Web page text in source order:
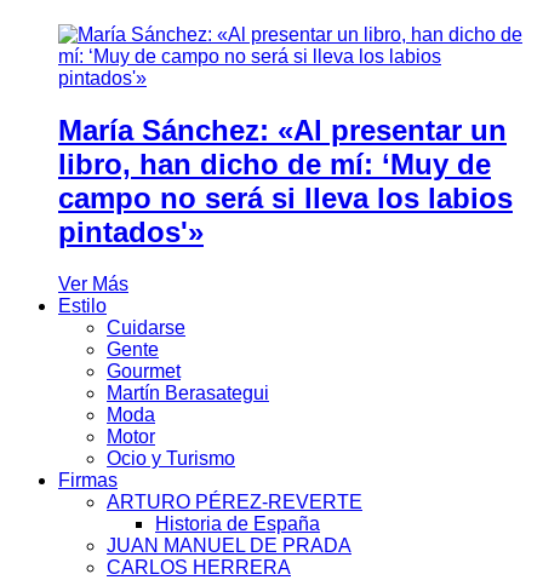
María Sánchez: «Al presentar un
libro, han dicho de mí: ‘Muy de
campo no será si lleva los labios
pintados'»
Ver Más
Estilo
Cuidarse
Gente
Gourmet
Martín Berasategui
Moda
Motor
Ocio y Turismo
Firmas
ARTURO PÉREZ-REVERTE
Historia de España
JUAN MANUEL DE PRADA
CARLOS HERRERA